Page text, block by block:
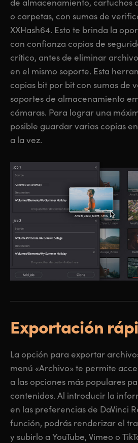
de almacenamiento, cartuchos
o carpetas, con sumas de
XXHash64. Esto te brinda la
con confianza copias de
crítico, antes de eliminar
en el mismo soporte. Esta
copias bit por bit con sumas de
soportes de almacenamiento
cámaras. Para lograr una
posible guardar varias copias
a la vez.
Exportación
La opción para exportar
menú «Archivo» te permite
a las opciones más populares
contenidos. Al introducir la
en las preferencias de DaVinci
función, podrás renderizar el
y subirlo a YouTube, Vimeo o